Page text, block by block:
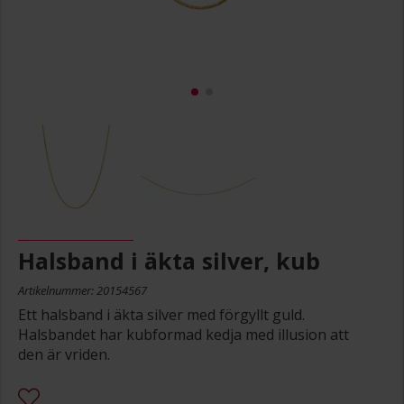
Halsband i äkta silver, kub
Artikelnummer: 20154567
Ett halsband i äkta silver med förgyllt guld.
Halsbandet har kubformad kedja med illusion att
den är vriden.